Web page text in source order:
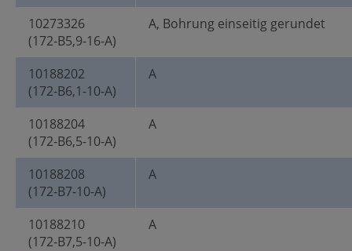
10273326
(172-B5,9-16-A)
A, Bohrung einseitig gerundet
10188202
(172-B6,1-10-A)
A
10188204
(172-B6,5-10-A)
A
10188208
(172-B7-10-A)
A
10188210
(172-B7,5-10-A)
A